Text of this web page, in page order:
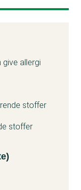
give allergi
stoffer
stoffer